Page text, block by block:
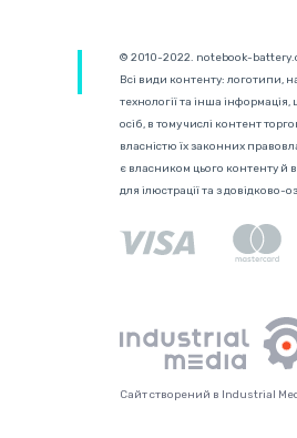
© 2010-2022. notebook-
Всі види контенту: логотипи,
технології та інша інформація,
осіб, в тому числі контент
власністю їх законних
є власником цього контенту й
для ілюстрації та з
Сайт створений в Industrial